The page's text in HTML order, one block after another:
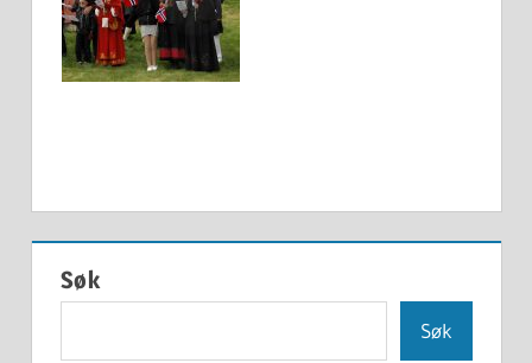
Søk
Søk